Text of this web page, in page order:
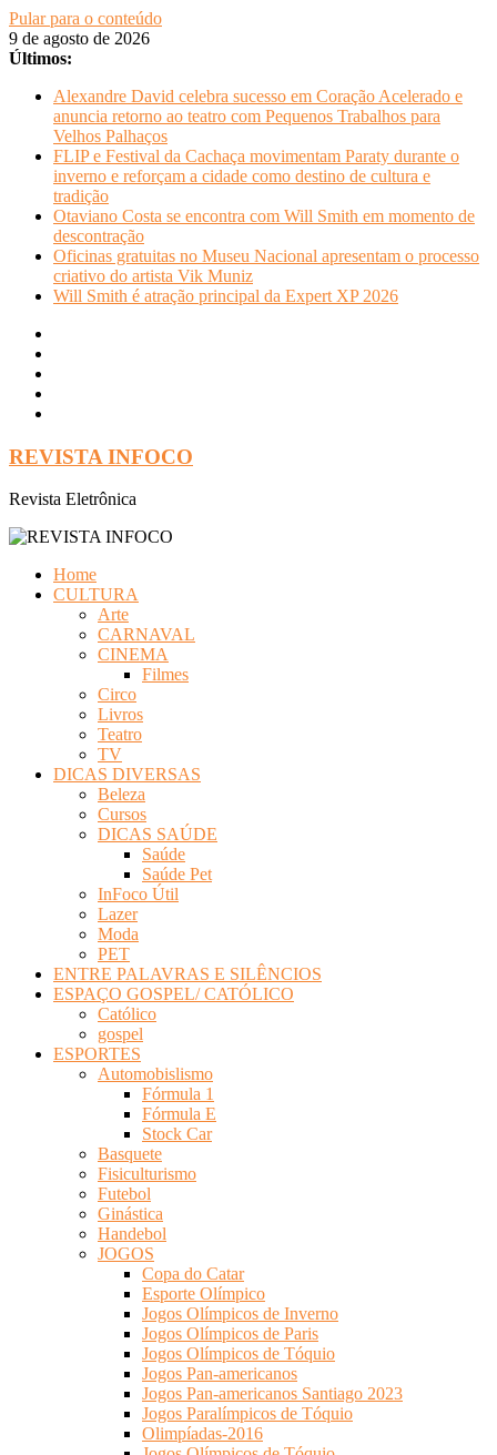
Pular para o conteúdo
9 de agosto de 2026
Últimos:
Alexandre David celebra sucesso em Coração Acelerado e
anuncia retorno ao teatro com Pequenos Trabalhos para
Velhos Palhaços
FLIP e Festival da Cachaça movimentam Paraty durante o
inverno e reforçam a cidade como destino de cultura e
tradição
Otaviano Costa se encontra com Will Smith em momento de
descontração
Oficinas gratuitas no Museu Nacional apresentam o processo
criativo do artista Vik Muniz
Will Smith é atração principal da Expert XP 2026
REVISTA INFOCO
Revista Eletrônica
Home
CULTURA
Arte
CARNAVAL
CINEMA
Filmes
Circo
Livros
Teatro
TV
DICAS DIVERSAS
Beleza
Cursos
DICAS SAÚDE
Saúde
Saúde Pet
InFoco Útil
Lazer
Moda
PET
ENTRE PALAVRAS E SILÊNCIOS
ESPAÇO GOSPEL/ CATÓLICO
Católico
gospel
ESPORTES
Automobislismo
Fórmula 1
Fórmula E
Stock Car
Basquete
Fisiculturismo
Futebol
Ginástica
Handebol
JOGOS
Copa do Catar
Esporte Olímpico
Jogos Olímpicos de Inverno
Jogos Olímpicos de Paris
Jogos Olímpicos de Tóquio
Jogos Pan-americanos
Jogos Pan-americanos Santiago 2023
Jogos Paralímpicos de Tóquio
Olimpíadas-2016